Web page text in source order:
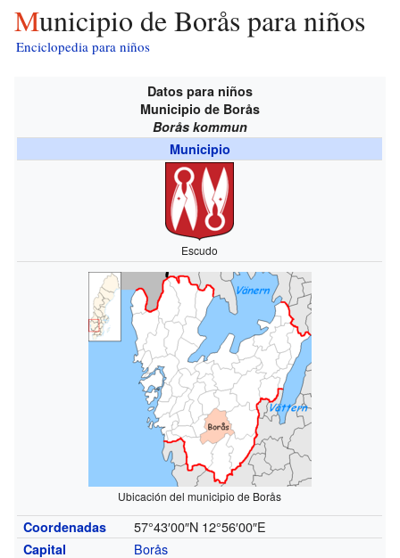
Municipio de Borås para niños
Enciclopedia para niños
Datos para niños
Municipio de Borås
Borås kommun
Municipio
Escudo
Ubicación del municipio de Borås
Coordenadas 57°43′00″N 12°56′00″E
Capital Borås